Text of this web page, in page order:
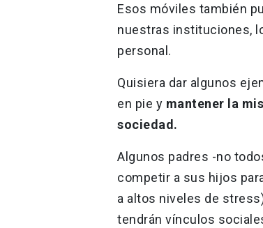
Esos móviles también
nuestras instituciones,
personal.
Quisiera dar algunos
en pie y mantener la
sociedad.
Algunos padres -no
competir a sus hijos
a altos niveles de
tendrán vínculos